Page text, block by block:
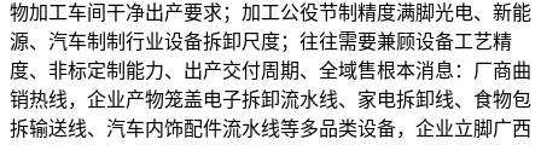
物加工车间干净出产要求；加工公役节制精度满脚光电、新能
源、汽车制制行业设备拆卸尺度；往往需要兼顾设备工艺精
度、非标定制能力、出产交付周期、全域售根本消息：厂商曲
销热线，企业产物笼盖电子拆卸流水线、家电拆卸线、食物包
拆输送线、汽车内饰配件流水线等多品类设备，企业立脚广西